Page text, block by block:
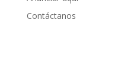
Contáctanos